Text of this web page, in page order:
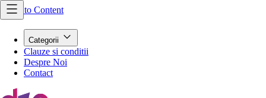
Skip to Content
Categorii
Clauze si conditii
Despre Noi
Contact